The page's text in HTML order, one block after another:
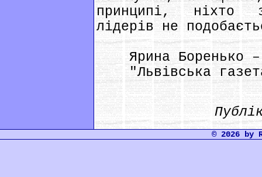
принципі, ніхто
лідерів не
Ярина Боренько –
"Львівська
© 2026 by